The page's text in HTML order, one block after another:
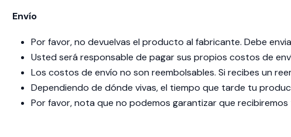
Envío
Por favor, no devuelvas el producto al fabricante. Debe
Usted será responsable de pagar sus propios costos de
Los costos de envío no son reembolsables. Si recibes un
Dependiendo de dónde vivas, el tiempo que tarde tu
Por favor, nota que no podemos garantizar que